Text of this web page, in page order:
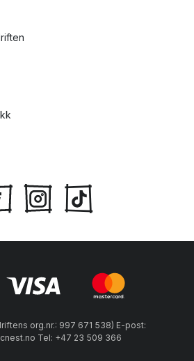
org.nr.: 997 671 538) E-post:
Tel: +47 23 509 366